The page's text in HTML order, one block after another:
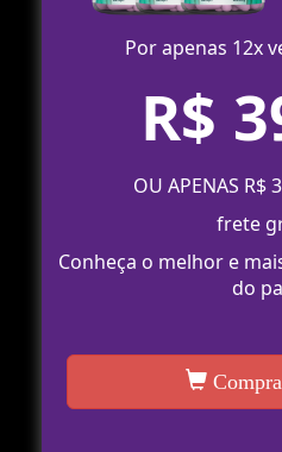
Por apenas 12x
R$
OU APENAS R$
frete
Conheça o melhor e
do